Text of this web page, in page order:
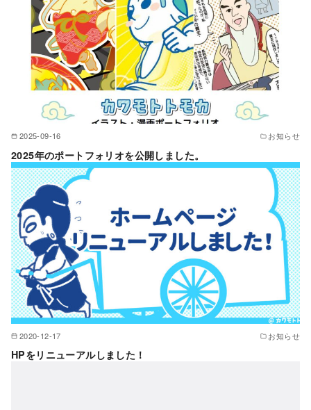
2025-09-16 お知らせ
2025年のポートフォリオを公開しました。
2020-12-17 お知らせ
HPをリニューアルしました！